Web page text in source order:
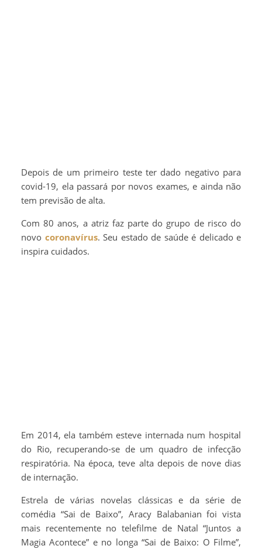
Depois de um primeiro teste ter dado negativo para
covid-19, ela passará por novos exames, e ainda não
tem previsão de alta.
Com 80 anos, a atriz faz parte do grupo de risco do
novo coronavírus. Seu estado de saúde é delicado e
inspira cuidados.
Em 2014, ela também esteve internada num hospital
do Rio, recuperando-se de um quadro de infecção
respiratória. Na época, teve alta depois de nove dias
de internação.
Estrela de várias novelas clássicas e da série de
comédia “Sai de Baixo”, Aracy Balabanian foi vista
mais recentemente no telefilme de Natal “Juntos a
Magia Acontece” e no longa “Sai de Baixo: O Filme”,